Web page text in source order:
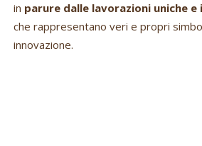
in parure dalle lavorazioni uniche
che rappresentano veri e propri
innovazione.